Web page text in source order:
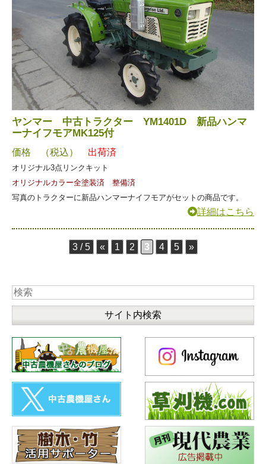
ヤンマー 中古トラクター YM1401D 新品ハンマ
ーナイフモアMK125付
価格 （税込） 出荷済
オリジナル3点リンクキット
オリジナルカラー全塗装済 整備済
写真のトラクターに新品ハンマーナイフモアがセットの商品です。
詳細はこちら
3 / 5 « 1 2 3 4 5 »